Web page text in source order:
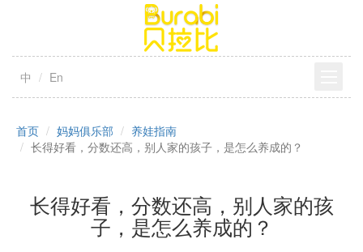
中 En
首页 妈妈俱乐部
养娃指南
长得好看，分数还高，别人家的孩子，是怎么养成的？
长得好看，分数还高，别人家的孩
子，是怎么养成的？